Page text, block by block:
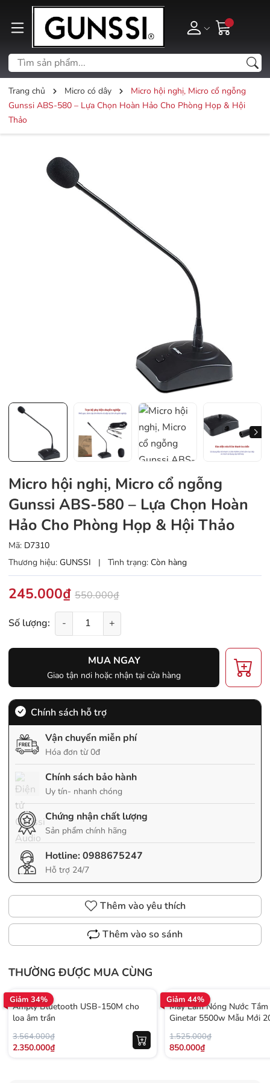
Trang chủ Micro có dây
Micro hội nghị, Micro cổ ngỗng
Gunssi ABS-580 – Lựa Chọn Hoàn Hảo Cho Phòng Họp & Hội
Thảo
Micro hội nghị, Micro cổ ngỗng
Gunssi ABS-580 – Lựa Chọn Hoàn
Hảo Cho Phòng Họp & Hội Thảo
Mã: D7310
Thương hiệu: GUNSSI | Tình trạng: Còn hàng
245.000₫ 550.000₫
Số lượng: - +
MUA NGAY
Giao tận nơi hoặc nhận tại cửa hàng
Chính sách hỗ trợ
Vận chuyển miễn phí
Hóa đơn từ 0đ
Chính sách bảo hành
Uy tín- nhanh chóng
Chứng nhận chất lượng
Sản phẩm chính hãng
Hotline:0988675247
Hỗ trợ 24/7
Thêm vào yêu thích
Thêm vào so sánh
THƯỜNG ĐƯỢC MUA CÙNG
Giảm 34%
Amply Bluetooth USB-150M cho
loa âm trần
3.564.000₫
2.350.000₫
Giảm 44%
Máy Làm Nóng Nước
Ginetar 5500w Mẫu Mới
1.525.000₫
850.000₫